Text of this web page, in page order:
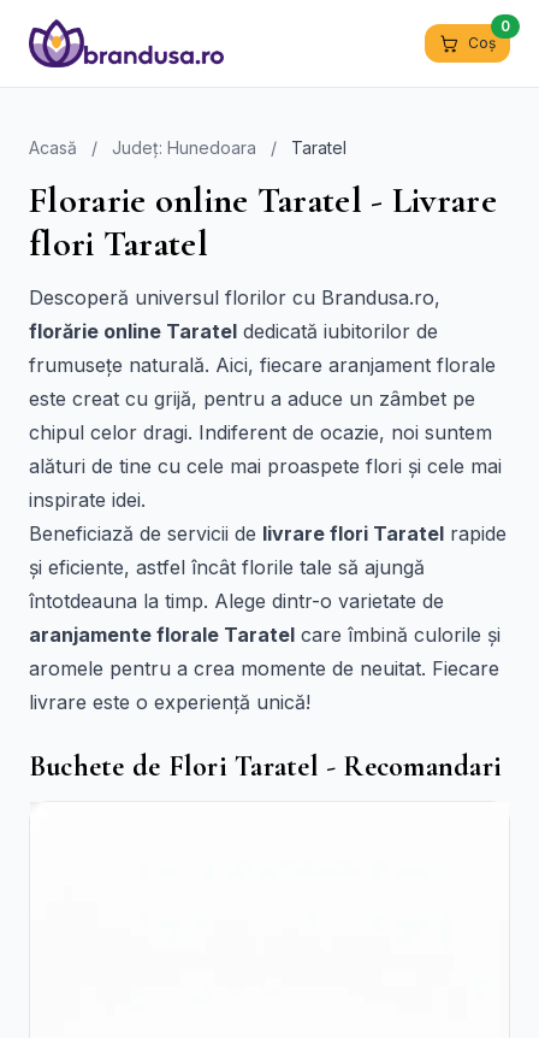
Coș
0
Acasă / Județ: Hunedoara / Taratel
Florarie online Taratel - Livrare
flori Taratel
Descoperă universul florilor cu Brandusa.ro,
florărie online Taratel dedicată iubitorilor de
frumusețe naturală. Aici, fiecare aranjament florale
este creat cu grijă, pentru a aduce un zâmbet pe
chipul celor dragi. Indiferent de ocazie, noi suntem
alături de tine cu cele mai proaspete flori și cele mai
inspirate idei.
Beneficiază de servicii de livrare flori Taratel rapide
și eficiente, astfel încât florile tale să ajungă
întotdeauna la timp. Alege dintr-o varietate de
aranjamente florale Taratel care îmbină culorile și
aromele pentru a crea momente de neuitat. Fiecare
livrare este o experiență unică!
Buchete de Flori Taratel - Recomandari